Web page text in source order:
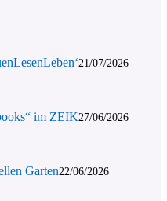
21/07/2026
im ZEIK27/06/2026
Garten22/06/2026